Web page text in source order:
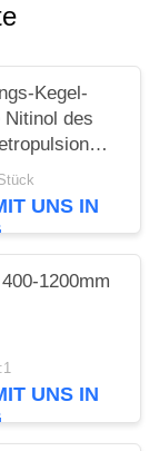
Kegel-
Nitinol des
UNS IN
1200mm
UNS IN